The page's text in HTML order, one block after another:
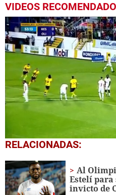
VIDEOS
0
seconds
4
minutes,
9
seconds
RELACIONADAS:
Al
Estelí
invicto de